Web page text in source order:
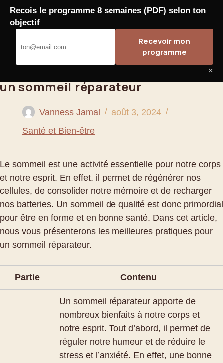
Passer
contenu
Bahoo
Les meilleures pratiques pour
un sommeil réparateur
Vanness Jamal
août 3, 2024
Santé et Bien-être
Le sommeil est une activité essentielle pour notre corps
et notre esprit. En effet, il permet de régénérer nos
cellules, de consolider notre mémoire et de recharger
nos batteries. Un sommeil de qualité est donc primordial
pour être en forme et en bonne santé. Dans cet article,
nous vous présenterons les meilleures pratiques pour
un sommeil réparateur.
Partie Contenu
Un sommeil réparateur apporte de
nombreux bienfaits à notre corps et
notre esprit. Tout d’abord, il permet de
réguler notre humeur et de réduire le
stress et l’anxiété. En effet, une bonne
Recois le programme 8 semaines (PDF) selon ton
objectif
Recevoir mon
programme
×